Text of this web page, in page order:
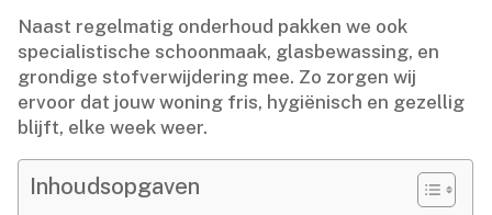
Naast regelmatig onderhoud pakken we ook
specialistische schoonmaak, glasbewassing, en
grondige stofverwijdering mee.​ Zo zorgen wij
ervoor dat jouw woning fris, hygiënisch en gezellig
blijft, elke week weer.​
Inhoudsopgaven